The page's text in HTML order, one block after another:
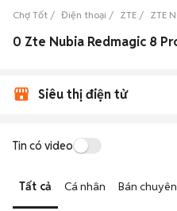
Chợ Tốt Điện thoại ZTE ZTE
0 Zte Nubia Redmagic 8
Siêu thị điện tử
Tin có video
Tất cả Cá nhân Bán chuyên